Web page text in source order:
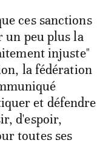
ces sanctions
un peu plus la
injuste"
la fédération
et défendre
d'espoir,
toutes ses